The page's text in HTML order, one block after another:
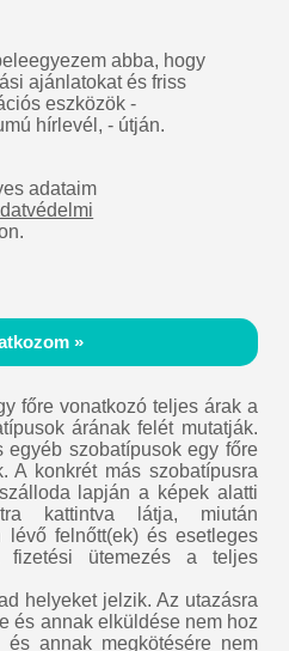
abba, hogy
ajánlatokat és friss
eszközök -
hírlevél, - útján.
adataim
»
főre vonatkozó teljes árak a
árának felét mutatják.
szobatípusok egy főre
A konkrét más szobatípusra
lapján a képek alatti
kattintva látja, miután
lévő felnőtt(ek) és esetleges
fizetési ütemezés a teljes
helyeket jelzik. Az utazásra
és annak elküldése nem hoz
és annak megkötésére nem